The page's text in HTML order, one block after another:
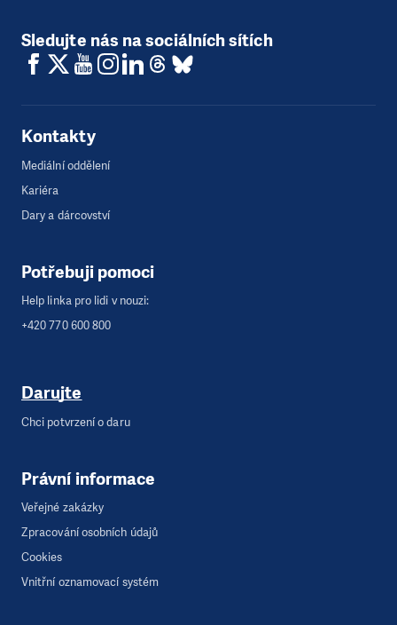
Sledujte nás na sociálních sítích
Kontakty
Mediální oddělení
Kariéra
Dary a dárcovství
Potřebuji pomoci
Help linka pro lidi v nouzi:
+420 770 600 800
Darujte
Chci potvrzení o daru
Právní informace
Veřejné zakázky
Zpracování osobních údajů
Cookies
Vnitřní oznamovací systém